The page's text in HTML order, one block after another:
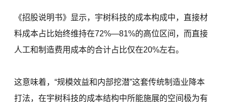
《招股说明书》显示，宇树科技的成本构成中，直接材
料成本占比始终维持在72%—81%的高位区间，而直接
人工和制造费用成本的合计占比仅在20%左右。
这意味着，“规模效益和内部挖潜”这套传统制造业降本
打法，在宇树科技的成本结构中所能施展的空间极为有